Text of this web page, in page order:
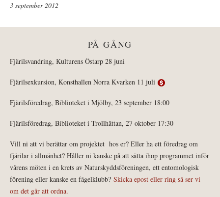
3 september 2012
PÅ GÅNG
Fjärilsvandring, Kulturens Östarp 28 juni
Fjärilsexkursion, Konsthallen Norra Kvarken 11 juli
Fjärilsföredrag, Biblioteket i Mjölby, 23 september 18:00
Fjärilsföredrag, Biblioteket i Trollhättan, 27 oktober 17:30
Vill ni att vi berättar om projektet hos er? Eller ha ett föredrag om
fjärilar i allmänhet? Håller ni kanske på att sätta ihop programmet inför
vårens möten i en krets av Naturskyddsföreningen, ett entomologisk
förening eller kanske en fågelklubb? Skicka epost eller ring så ser vi
om det går att ordna.